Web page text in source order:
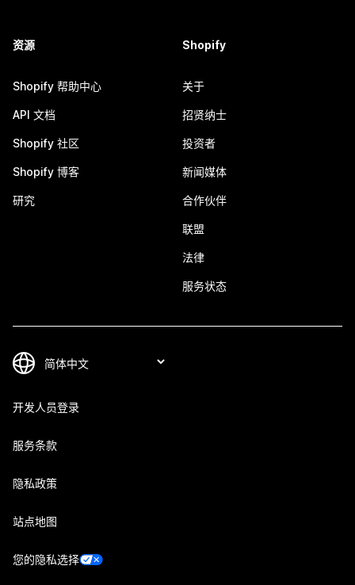
资源
Shopify 帮助中心
API 文档
Shopify 社区
Shopify 博客
研究
Shopify
关于
招贤纳士
投资者
新闻媒体
合作伙伴
联盟
法律
服务状态
开发人员登录
服务条款
隐私政策
站点地图
您的隐私选择